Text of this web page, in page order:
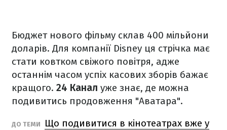
Бюджет нового фільму склав 400 мільйони
доларів. Для компанії Disney ця стрічка має
стати ковтком свіжого повітря, адже
останнім часом успіх касових зборів бажає
кращого. 24 Канал уже знає, де можна
подивитись продовження "Аватара".
ДО ТЕМИ
Що подивитися в кінотеатрах вже у